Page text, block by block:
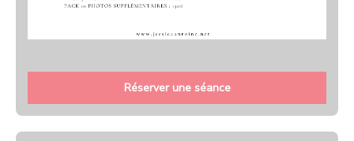
Réserver une séance